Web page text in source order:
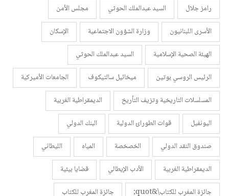
رامز جلال
السيد عبدالملك الحوثي
مجلس الأمن
الأسرى اللبنانيون
وزارة الشؤون الاجتماعية
الإسكان
الهيئة الصحية الإسلامية
السيد عبدالملك الحوثي
الرئيس الروسي بوتين
ميخائيل سالتيكوف
الجامعات الأميركية
المسلسلات التاريخية وتزيف التأريخ
الديمقراطية الغربية
اليونفيل
قوات الطورائ الدولية
البنك الدولي
صندوق النقد الدولي
الخصخصة المياه
الليطاني
الديمقراطية الغربية
الأدب الإيطالي
قضايا بيئية
جائزة المغرب للكتاب\&quot;
جائزة المغرب للكتاب